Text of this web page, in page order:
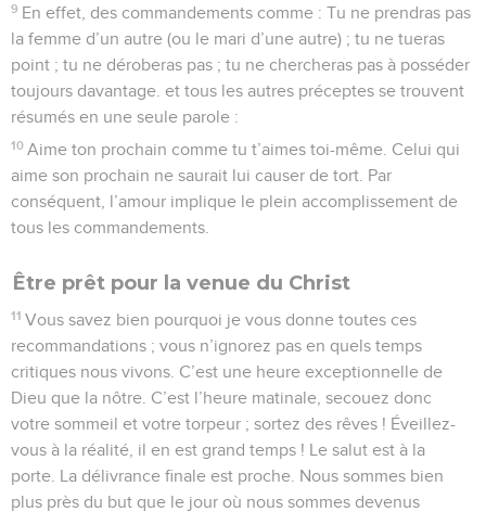
9 En effet, des commandements comme : Tu ne prendras pas
la femme d’un autre (ou le mari d’une autre) ; tu ne tueras
point ; tu ne déroberas pas ; tu ne chercheras pas à posséder
toujours davantage. et tous les autres préceptes se trouvent
résumés en une seule parole :
10 Aime ton prochain comme tu t’aimes toi-même. Celui qui
aime son prochain ne saurait lui causer de tort. Par
conséquent, l’amour implique le plein accomplissement de
tous les commandements.
Être prêt pour la venue du Christ
11 Vous savez bien pourquoi je vous donne toutes ces
recommandations ; vous n’ignorez pas en quels temps
critiques nous vivons. C’est une heure exceptionnelle de
Dieu que la nôtre. C’est l’heure matinale, secouez donc
votre sommeil et votre torpeur ; sortez des rêves ! Éveillez-
vous à la réalité, il en est grand temps ! Le salut est à la
porte. La délivrance finale est proche. Nous sommes bien
plus près du but que le jour où nous sommes devenus